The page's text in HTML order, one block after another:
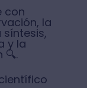
con
la
síntesis,
y la